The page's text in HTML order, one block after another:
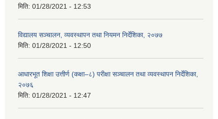
मिति: 01/28/2021 - 12:53
विद्यालय सञ्चालन, व्यवस्थापन तथा नियमन निर्देशिका, २०७७
मिति: 01/28/2021 - 12:50
आधारभूत शिक्षा उत्तीर्ण (कक्षा–८) परीक्षा सञ्चालन तथा व्यवस्थापन निर्देशिका,
२०७६
मिति: 01/28/2021 - 12:47